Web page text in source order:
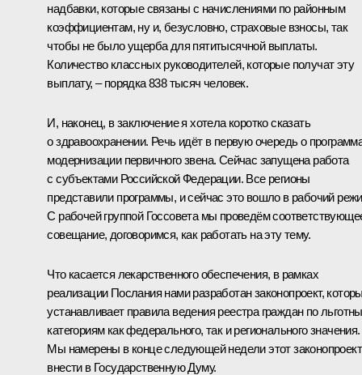
надбавки, которые связаны с начислениями по районным
коэффициентам, ну и, безусловно, страховые взносы, так
чтобы не было ущерба для пятитысячной выплаты.
Количество классных руководителей, которые получат эту
выплату, – порядка 838 тысяч человек.
И, наконец, в заключение я хотела коротко сказать
о здравоохранении. Речь идёт в первую очередь о
модернизации первичного звена. Сейчас запущена работа
с субъектами Российской Федерации. Все регионы
представили программы, и сейчас это вошло в рабочий
С рабочей группой Госсовета мы проведём
совещание, договоримся, как работать на эту тему.
Что касается лекарственного обеспечения, в рамках
реализации Послания нами разработан законопроект,
устанавливает правила ведения реестра граждан по
категориям как федерального, так и регионального значения.
Мы намерены в конце следующей недели этот законопроект
внести в Государственную Думу.